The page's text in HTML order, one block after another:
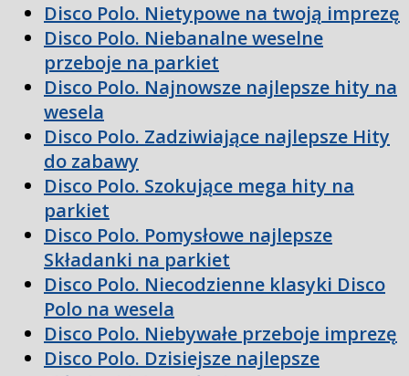
Disco Polo. Nietypowe na twoją imprezę
Disco Polo. Niebanalne weselne
przeboje na parkiet
Disco Polo. Najnowsze najlepsze hity na
wesela
Disco Polo. Zadziwiające najlepsze Hity
do zabawy
Disco Polo. Szokujące mega hity na
parkiet
Disco Polo. Pomysłowe najlepsze
Składanki na parkiet
Disco Polo. Niecodzienne klasyki Disco
Polo na wesela
Disco Polo. Niebywałe przeboje imprezę
Disco Polo. Dzisiejsze najlepsze